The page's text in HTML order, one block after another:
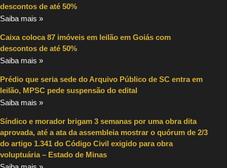
descontos de até 50%
Saiba mais »
Caixa coloca 87 imóveis em leilão em Goiás com
descontos de até 50%
Saiba mais »
Prédio que seria sede do Arquivo Público de SC entra em
leilão, MPSC pede suspensão do edital
Saiba mais »
Síndico e morador brigam 3 semanas por uma obra dita
aprovada, até a ata da assembleia mostrar o quórum de 2/3
do artigo 1.341 do Código Civil exigido para obra
voluptuária – Estado de Minas